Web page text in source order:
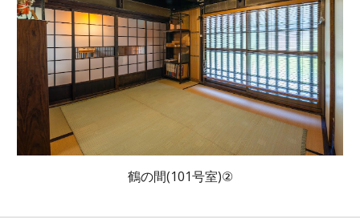
鶴の間(101号室)②